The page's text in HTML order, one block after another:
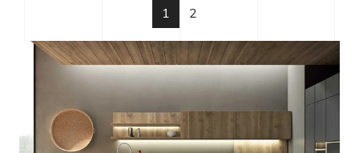
1 2